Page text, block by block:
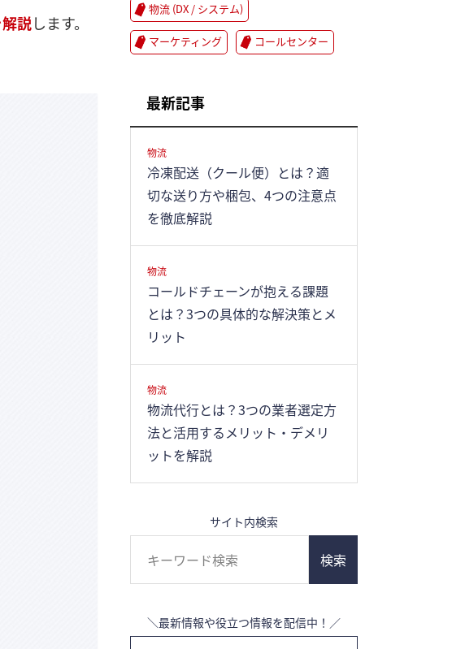
説します。
物流 (DX / システム)
マーケティング コールセンター
最新記事
物流
冷凍配送（クール便）とは？適
切な送り方や梱包、4つの注意点
を徹底解説
物流
コールドチェーンが抱える課題
とは？3つの具体的な解決策とメ
リット
物流
物流代行とは？3つの業者選定方
法と活用するメリット・デメリ
ットを解説
サイト内検索
検索
＼最新情報や役立つ情報を配信中！／